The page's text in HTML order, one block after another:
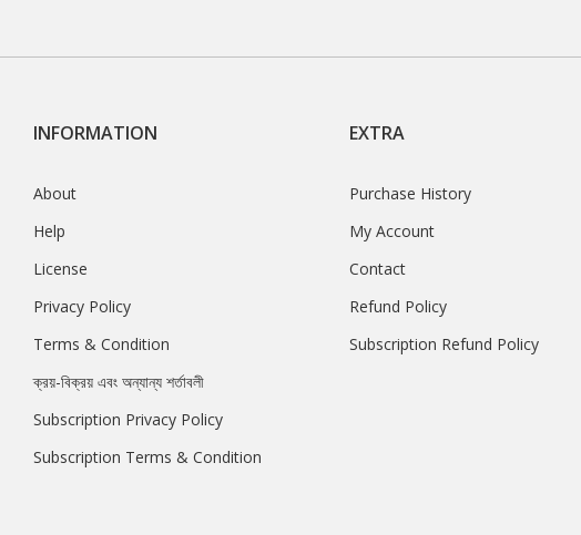
INFORMATION
About
Help
License
Privacy Policy
Terms & Condition
ক্রয়-বিক্রয় এবং অন্যান্য শর্তাবলী
Subscription Privacy Policy
Subscription Terms & Condition
EXTRA
Purchase History
My Account
Contact
Refund Policy
Subscription Refund Policy